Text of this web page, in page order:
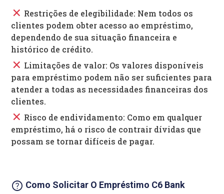
close Restrições de elegibilidade: Nem todos os
clientes podem obter acesso ao empréstimo,
dependendo de sua situação financeira e
histórico de crédito.
close Limitações de valor: Os valores disponíveis
para empréstimo podem não ser suficientes para
atender a todas as necessidades financeiras dos
clientes.
close Risco de endividamento: Como em qualquer
empréstimo, há o risco de contrair dívidas que
possam se tornar difíceis de pagar.
help Como Solicitar O Empréstimo C6 Bank